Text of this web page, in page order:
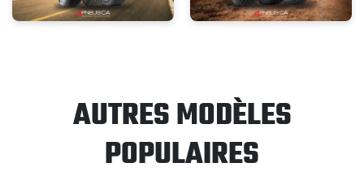
AUTRES MODÈLES
POPULAIRES